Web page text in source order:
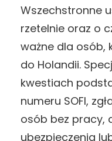
Wszechstronne
rzetelnie oraz o
ważne dla osób,
do Holandii.
kwestiach
numeru SOFI,
osób bez pracy,
ubezpieczenia